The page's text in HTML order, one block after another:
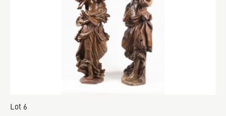
Lot 6